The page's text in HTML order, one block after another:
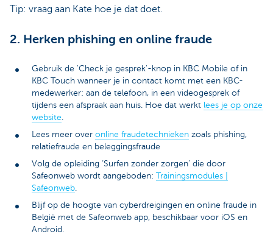
Tip: vraag aan Kate hoe je dat doet.
2. Herken phishing en online fraude
Gebruik de 'Check je gesprek'-knop in KBC Mobile of in
KBC Touch wanneer je in contact komt met een KBC-
medewerker: aan de telefoon, in een videogesprek of
tijdens een afspraak aan huis. Hoe dat werkt lees je op onze
website.
Lees meer over online fraudetechnieken zoals phishing,
relatiefraude en beleggingsfraude
Volg de opleiding ‘Surfen zonder zorgen’ die door
Safeonweb wordt aangeboden: Trainingsmodules |
Safeonweb.
Blijf op de hoogte van cyberdreigingen en online fraude in
België met de Safeonweb app, beschikbaar voor iOS en
Android.